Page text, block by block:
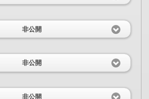
非公開
非公開
非公開